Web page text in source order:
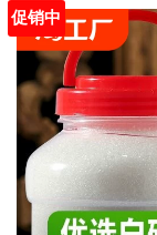
促销中